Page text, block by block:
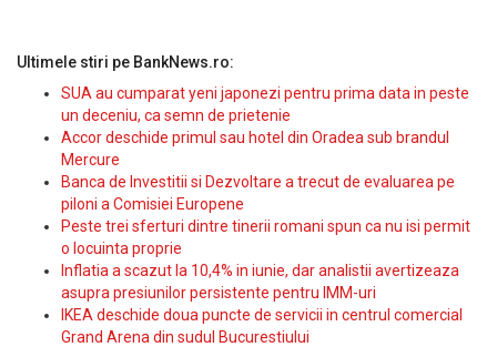
Ultimele stiri pe BankNews.ro:
SUA au cumparat yeni japonezi pentru prima data in peste
un deceniu, ca semn de prietenie
Accor deschide primul sau hotel din Oradea sub brandul
Mercure
Banca de Investitii si Dezvoltare a trecut de evaluarea pe
piloni a Comisiei Europene
Peste trei sferturi dintre tinerii romani spun ca nu isi permit
o locuinta proprie
Inflatia a scazut la 10,4% in iunie, dar analistii avertizeaza
asupra presiunilor persistente pentru IMM-uri
IKEA deschide doua puncte de servicii in centrul comercial
Grand Arena din sudul Bucurestiului